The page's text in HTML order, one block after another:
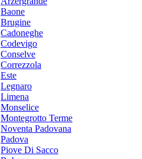
Baone
Brugine
Cadoneghe
Codevigo
Conselve
Correzzola
Este
Legnaro
Limena
Monselice
Montegrotto Terme
Noventa Padovana
Padova
Piove Di Sacco